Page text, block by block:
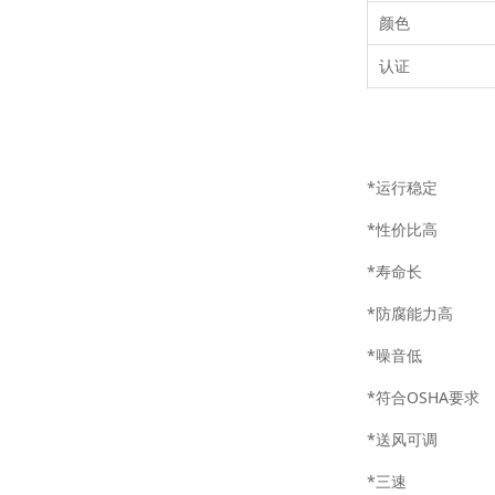
颜色
认证
*运行稳定
*性价比高
*寿命长
*防腐能力高
*噪音低
*符合OSHA要求
*送风可调
*三速